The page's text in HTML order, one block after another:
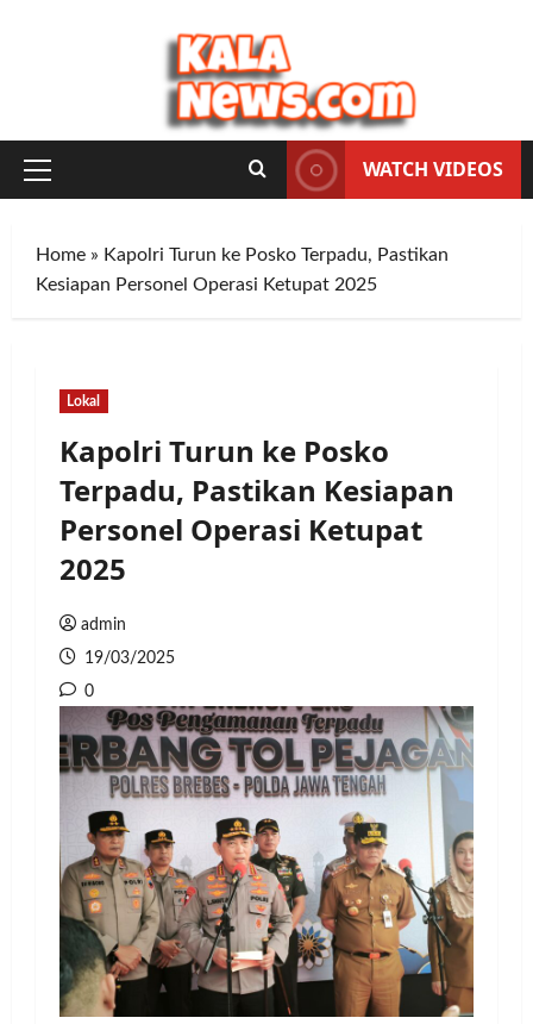
Primary
WATCH VIDEOS
Home » Kapolri Turun ke Posko Terpadu, Pastikan
Kesiapan Personel Operasi Ketupat 2025
Lokal
Kapolri Turun ke Posko
Terpadu, Pastikan Kesiapan
Personel Operasi Ketupat
2025
admin
19/03/2025
0